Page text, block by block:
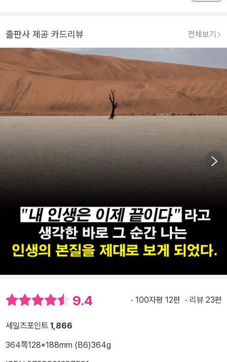
출판사 제공 카드리뷰 전체보기
9.4 100자평 12편 리뷰 23편
세일즈포인트 1,866
364쪽128*188mm (B6)364g